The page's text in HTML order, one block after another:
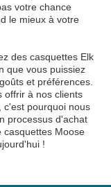
votre chance
le mieux à votre
des casquettes Elk
que vous puissiez
et préférences.
offrir à nos clients
c'est pourquoi nous
processus d'achat
casquettes Moose
!